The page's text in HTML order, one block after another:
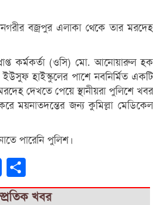
নগরীর বজ্রপুর এলাকা থেকে তার মরদেহ
কর্মকর্তা (ওসি) মো. আনোয়ারুল হক
হাইস্কুলের পাশে নবনির্মিত একটি
দেখতে পেয়ে স্থানীয়রা পুলিশে খবর
ময়নাতদন্তের জন্য কুমিল্লা মেডিকেল
পারেনি পুলিশ।
খবর